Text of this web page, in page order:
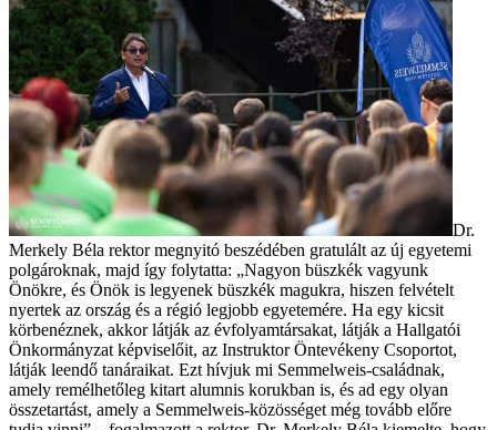
Dr.
Merkely Béla rektor megnyitó beszédében gratulált az új egyetemi
polgároknak, majd így folytatta: „Nagyon büszkék vagyunk
Önökre, és Önök is legyenek büszkék magukra, hiszen felvételt
nyertek az ország és a régió legjobb egyetemére. Ha egy kicsit
körbenéznek, akkor látják az évfolyamtársakat, látják a Hallgatói
Önkormányzat képviselőit, az Instruktor Öntevékeny Csoportot,
látják leendő tanáraikat. Ezt hívjuk mi Semmelweis-családnak,
amely remélhetőleg kitart alumnis korukban is, és ad egy olyan
összetartást, amely a Semmelweis-közösséget még tovább előre